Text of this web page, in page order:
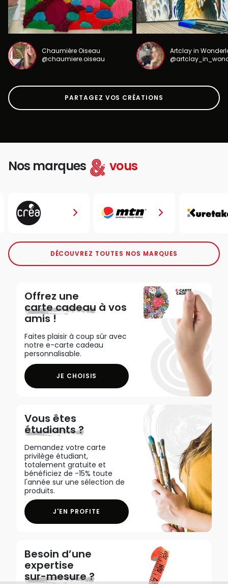
Chaumière Oiseau
@chaumiere.oiseau
Artclay in
PARTAGEZ VOS CRÉATIONS
Nos marques vous
DÉCOUVREZ TOUTES NOS MARQUES
Offrez une
carte cadeau à vos
amis !
Faites plaisir à coup sûr avec
notre e-carte cadeau
personnalisable.
JE CHOISIS
Vous êtes
étudiants ?
Demandez votre carte
privilège étudiant,
totalement gratuite et
bénéficiez de -15% toute
l'année sur une sélection de
produits.
J'EN PROFITE
Besoin d’une
expertise
sur-mesure ?